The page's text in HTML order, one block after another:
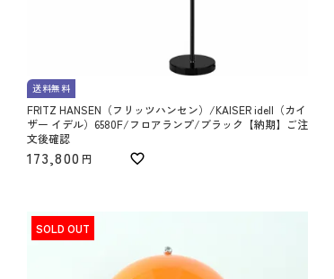
送料無料
FRITZ HANSEN（フリッツハンセン）/KAISER idell（カイ
ザー イデル）6580F/フロアランプ/ブラック【納期】ご注
文後確認
173,800
SOLD OUT